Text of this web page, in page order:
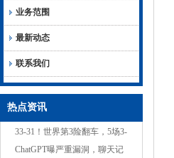
业务范围
最新动态
联系我们
热点资讯
33-31！世界第3险翻车，5场3-
0，中国女排冲3连胜，1队变
ChatGPT曝严重漏洞，聊天记